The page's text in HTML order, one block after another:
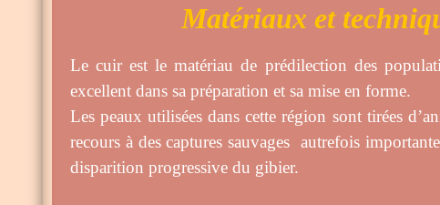
Matériaux et
Le cuir est le matériau de prédilection des
excellent dans sa préparation et sa mise en forme.
Les peaux utilisées dans cette région sont tirées
recours à des captures sauvages autrefois
disparition progressive du gibier.